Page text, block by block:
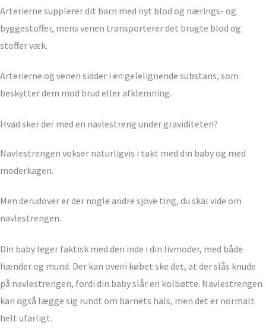
Arterierne supplerer dit barn med nyt blod og nærings- og
byggestoffer, mens venen transporterer det brugte blod og
stoffer væk.
Arterierne og venen sidder i en gelelignende substans, som
beskytter dem mod brud eller afklemning.
Hvad sker der med en navlestreng under graviditeten?
Navlestrengen vokser naturligvis i takt med din baby og med
moderkagen.
Men derudover er der nogle andre sjove ting, du skal vide om
navlestrengen.
Din baby leger faktisk med den inde i din livmoder, med både
hænder og mund. Der kan oveni købet ske det, at der slås knude
på navlestrengen, fordi din baby slår en kolbøtte. Navlestrengen
kan også lægge sig rundt om barnets hals, men det er normalt
helt ufarligt.